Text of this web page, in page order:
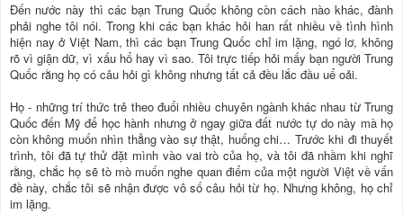
Đến nước này thì các bạn Trung Quốc không còn cách nào khác, đành
phải nghe tôi nói. Trong khi các bạn khác hỏi han rất nhiều về tình hình
hiện nay ở Việt Nam, thì các bạn Trung Quốc chỉ im lặng, ngó lơ, không
rõ vì giận dữ, vì xấu hổ hay vì sao. Tôi trực tiếp hỏi mấy bạn người Trung
Quốc rằng họ có câu hỏi gì không nhưng tất cả đều lắc đầu uể oải.
Họ - những trí thức trẻ theo đuổi nhiều chuyên ngành khác nhau từ Trung
Quốc đến Mỹ để học hành nhưng ở ngay giữa đất nước tự do này mà họ
còn không muốn nhìn thẳng vào sự thật, huống chi… Trước khi đi thuyết
trình, tôi đã tự thử đặt mình vào vai trò của họ, và tôi đã nhầm khi nghĩ
rằng, chắc họ sẽ tò mò muốn nghe quan điểm của một người Việt về vấn
đề này, chắc tôi sẽ nhận được vô số câu hỏi từ họ. Nhưng không, họ chỉ
im lặng.